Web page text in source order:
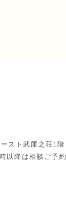
スト武庫之荘1階
以降は相談ご予約